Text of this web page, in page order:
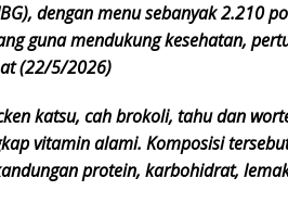
dengan menu sebanyak 2.210
guna mendukung kesehatan,
(22/5/2026)
katsu, cah brokoli, tahu dan
vitamin alami. Komposisi
protein, karbohidrat,